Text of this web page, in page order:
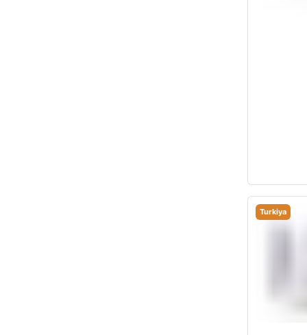
Turkiya